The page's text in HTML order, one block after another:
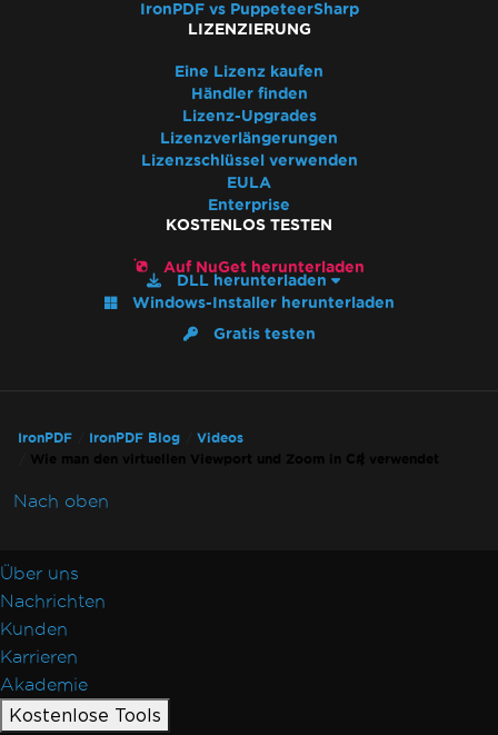
IronPDF vs PuppeteerSharp
LIZENZIERUNG
Eine Lizenz kaufen
Händler finden
Lizenz-Upgrades
Lizenzverlängerungen
Lizenzschlüssel verwenden
EULA
Enterprise
KOSTENLOS TESTEN
Auf NuGet herunterladen
DLL herunterladen
Windows-Installer herunterladen
Gratis testen
IronPDF IronPDF Blog
Videos
Wie man den virtuellen Viewport und Zoom in C# verwendet
Nach oben
Über uns
Nachrichten
Kunden
Karrieren
Akademie
Kostenlose Tools